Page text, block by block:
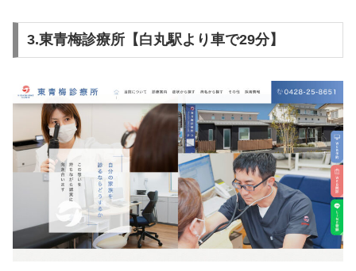
3.東青梅診療所【白丸駅より車で29分】